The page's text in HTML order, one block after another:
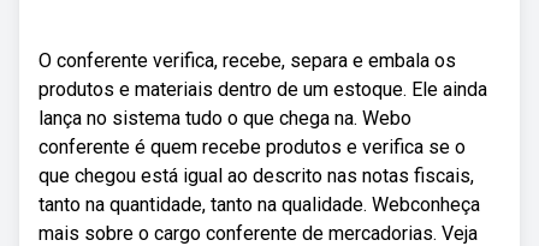
O conferente verifica, recebe, separa e embala os
produtos e materiais dentro de um estoque. Ele ainda
lança no sistema tudo o que chega na. Webo
conferente é quem recebe produtos e verifica se o
que chegou está igual ao descrito nas notas fiscais,
tanto na quantidade, tanto na qualidade. Webconheça
mais sobre o cargo conferente de mercadorias. Veja